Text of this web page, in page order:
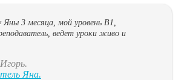
3 месяца, мой уровень B1,
ведет уроки живо и
Яна.